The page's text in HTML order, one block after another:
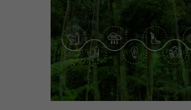
foram contratados 25 novos projetos.